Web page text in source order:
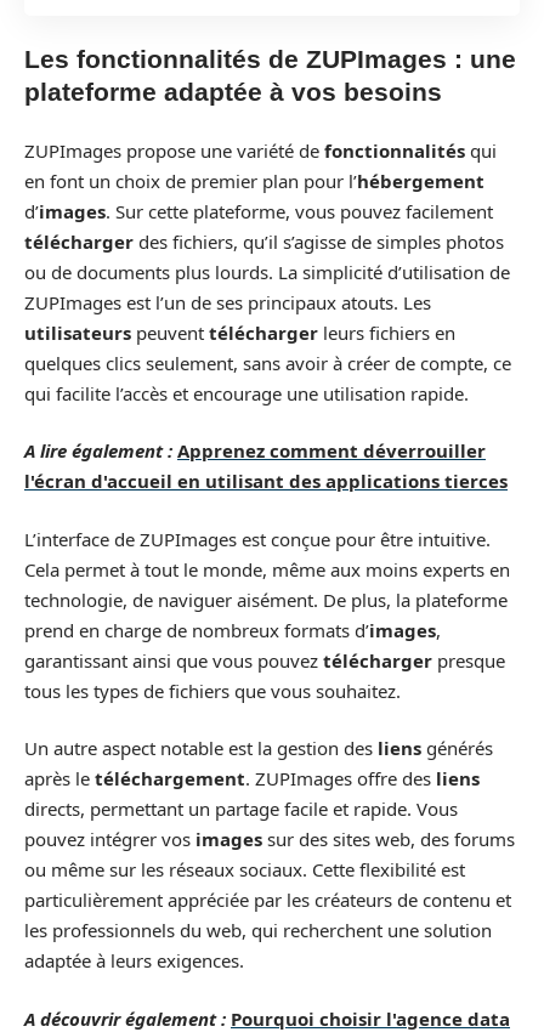
Les fonctionnalités de ZUPImages : une
plateforme adaptée à vos besoins
ZUPImages propose une variété de fonctionnalités qui
en font un choix de premier plan pour l’hébergement
d’images. Sur cette plateforme, vous pouvez facilement
télécharger des fichiers, qu’il s’agisse de simples photos
ou de documents plus lourds. La simplicité d’utilisation de
ZUPImages est l’un de ses principaux atouts. Les
utilisateurs peuvent télécharger leurs fichiers en
quelques clics seulement, sans avoir à créer de compte, ce
qui facilite l’accès et encourage une utilisation rapide.
A lire également : Apprenez comment déverrouiller
l'écran d'accueil en utilisant des applications tierces
L’interface de ZUPImages est conçue pour être intuitive.
Cela permet à tout le monde, même aux moins experts en
technologie, de naviguer aisément. De plus, la plateforme
prend en charge de nombreux formats d’images,
garantissant ainsi que vous pouvez télécharger presque
tous les types de fichiers que vous souhaitez.
Un autre aspect notable est la gestion des liens générés
après le téléchargement. ZUPImages offre des liens
directs, permettant un partage facile et rapide. Vous
pouvez intégrer vos images sur des sites web, des forums
ou même sur les réseaux sociaux. Cette flexibilité est
particulièrement appréciée par les créateurs de contenu et
les professionnels du web, qui recherchent une solution
adaptée à leurs exigences.
A découvrir également : Pourquoi choisir l'agence data